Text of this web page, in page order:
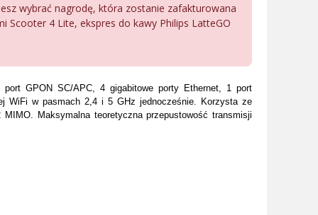
wybrać nagrodę, która zostanie zafakturowana
Scooter 4 Lite, ekspres do kawy Philips LatteGO
GPON SC/APC, 4 gigabitowe porty Ethernet, 1 port
WiFi w pasmach 2,4 i 5 GHz jednocześnie. Korzysta ze
Maksymalna teoretyczna przepustowość transmisji